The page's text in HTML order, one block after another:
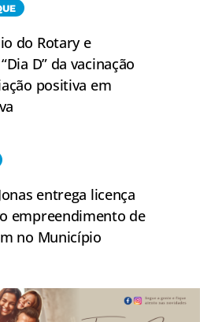
do Rotary e
D” da vacinação
positiva em
entrega licença
empreendimento de
no Município